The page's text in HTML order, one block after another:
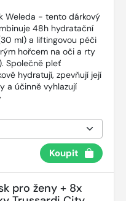
Weleda - tento dárkový
48h hydratační
ml) a liftingovou péči
hořcem na oči a rty
Společně pleť
hydratují, zpevňují její
a účinně vyhlazují
Koupit
pro ženy + 8x